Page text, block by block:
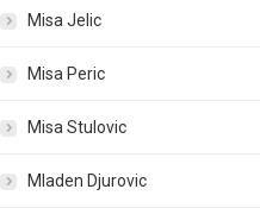
Misa Jelic
Misa Peric
Misa Stulovic
Mladen Djurovic